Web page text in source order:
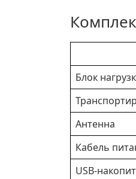
Блок
Антенна
Кабель
USB-